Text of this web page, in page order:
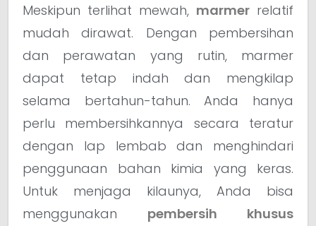
Meskipun terlihat mewah, marmer relatif
mudah dirawat. Dengan pembersihan
dan perawatan yang rutin, marmer
dapat tetap indah dan mengkilap
selama bertahun-tahun. Anda hanya
perlu membersihkannya secara teratur
dengan lap lembab dan menghindari
penggunaan bahan kimia yang keras.
Untuk menjaga kilaunya, Anda bisa
menggunakan pembersih khusus